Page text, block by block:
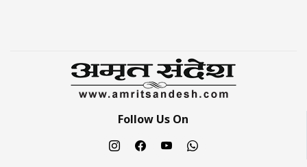
Follow Us On